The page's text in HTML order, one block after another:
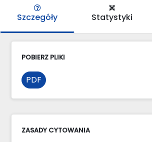
Szczegóły Statystyki
POBIERZ PLIKI
PDF
ZASADY CYTOWANIA